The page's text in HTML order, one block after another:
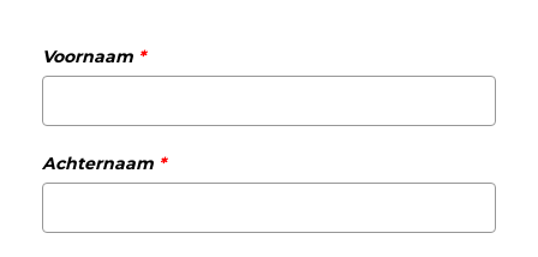
Voornaam *
Achternaam *